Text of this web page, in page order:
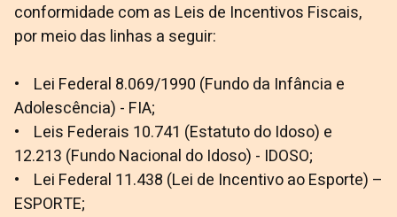
conformidade com as Leis de Incentivos Fiscais,
por meio das linhas a seguir:
• Lei Federal 8.069/1990 (Fundo da Infância e
Adolescência) - FIA;
• Leis Federais 10.741 (Estatuto do Idoso) e
12.213 (Fundo Nacional do Idoso) - IDOSO;
• Lei Federal 11.438 (Lei de Incentivo ao Esporte) –
ESPORTE;